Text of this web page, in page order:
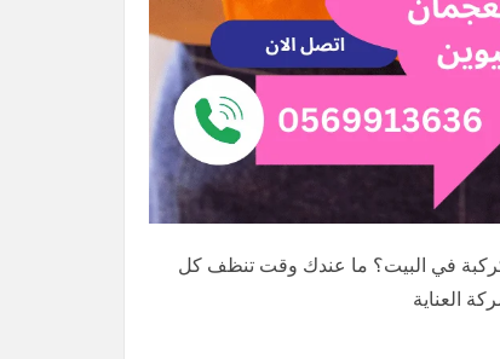
أم القيوين 0569913636 تعبت من الكركبة في البيت؟ ما عندك وقت تنظف كل
العناية